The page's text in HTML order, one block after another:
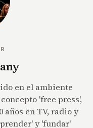
en el ambiente
'free press',
en TV, radio y
y 'fundar'